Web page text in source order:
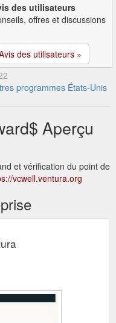
des utilisateurs
offres et discussions
des utilisateurs »
programmes États-Unis
Aperçu
et vérification du point de
vcwell.ventura.org